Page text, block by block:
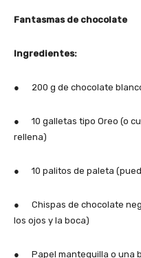
Fantasmas de chocolate
Ingredientes:
● 200 g de chocolate
● 10 galletas tipo Oreo (o
rellena)
● 10 palitos de paleta
● Chispas de chocolate
los ojos y la boca)
● Papel mantequilla o una